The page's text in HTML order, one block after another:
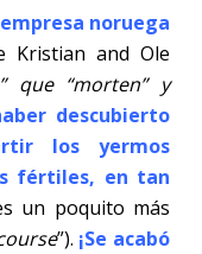
noruega
Kristian and Ole
que “morten” y
descubierto
los yermos
fértiles, en tan
un poquito más
”). ¡Se acabó